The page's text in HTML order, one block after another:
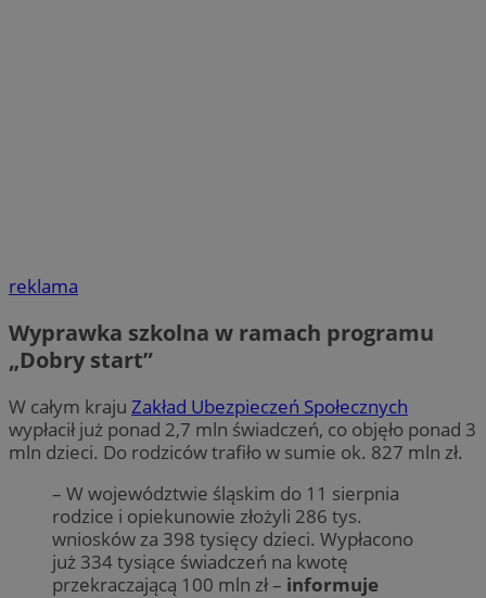
reklama
Wyprawka szkolna w ramach programu
„Dobry start”
W całym kraju Zakład Ubezpieczeń Społecznych
wypłacił już ponad 2,7 mln świadczeń, co objęło ponad 3
mln dzieci. Do rodziców trafiło w sumie ok. 827 mln zł.
– W województwie śląskim do 11 sierpnia
rodzice i opiekunowie złożyli 286 tys.
wniosków za 398 tysięcy dzieci. Wypłacono
już 334 tysiące świadczeń na kwotę
przekraczającą 100 mln zł – informuje